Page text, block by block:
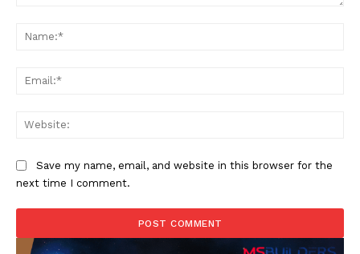
Save my name, email, and website in this browser for the
next time I comment.